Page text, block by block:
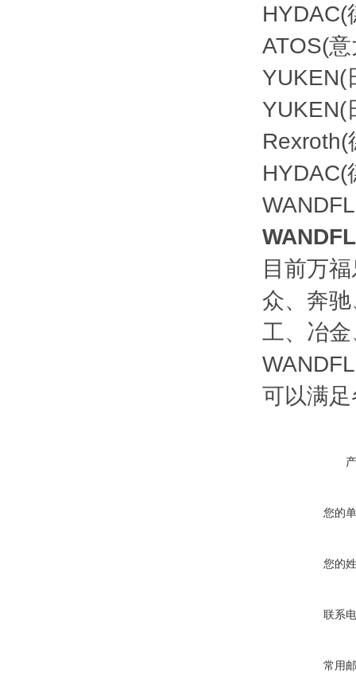
ATOS(
目前万
众、奔
工、冶
可以满
您的
您的
联系
常用